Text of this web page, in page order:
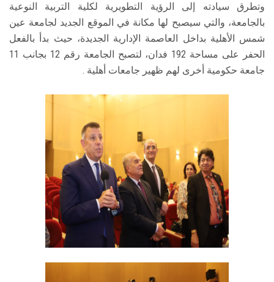
وتطرق سيادته إلى الرؤية التطويرية لكلية التربية النوعية
بالجامعة، والتي سيصبح لها مكانة في الموقع الجديد لجامعة عين
شمس الأهلية بداخل العاصمة الإدارية الجديدة، حيث بدأ بالفعل
الحفر على مساحة 192 فدان، لتصبح الجامعة رقم 12 بجانب 11
جامعة حكومية أخرى لهم ظهير جامعات أهلية .